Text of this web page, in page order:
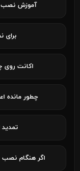
آموزش نصب
برای
اکانت روی
چطور مانده
اگر هنگام نصب